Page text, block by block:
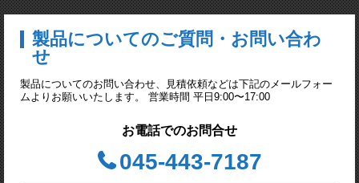
製品についてのご質問・お問い合わ
せ
製品についてのお問い合わせ、見積依頼などは下記のメールフォー
ムよりお願いいたします。 営業時間 平日9:00〜17:00
お電話でのお問合せ
045-443-7187